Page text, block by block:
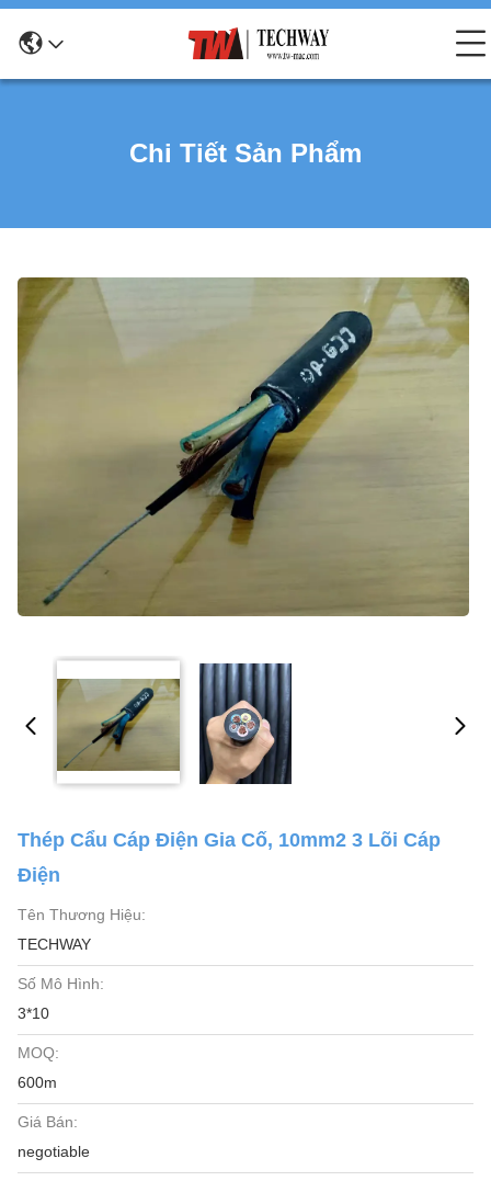
Chi Tiết Sản Phẩm
Thép Cẩu Cáp Điện Gia Cố, 10mm2 3 Lõi Cáp
Điện
Tên Thương Hiệu:
TECHWAY
Số Mô Hình:
3*10
MOQ:
600m
Giá Bán:
negotiable